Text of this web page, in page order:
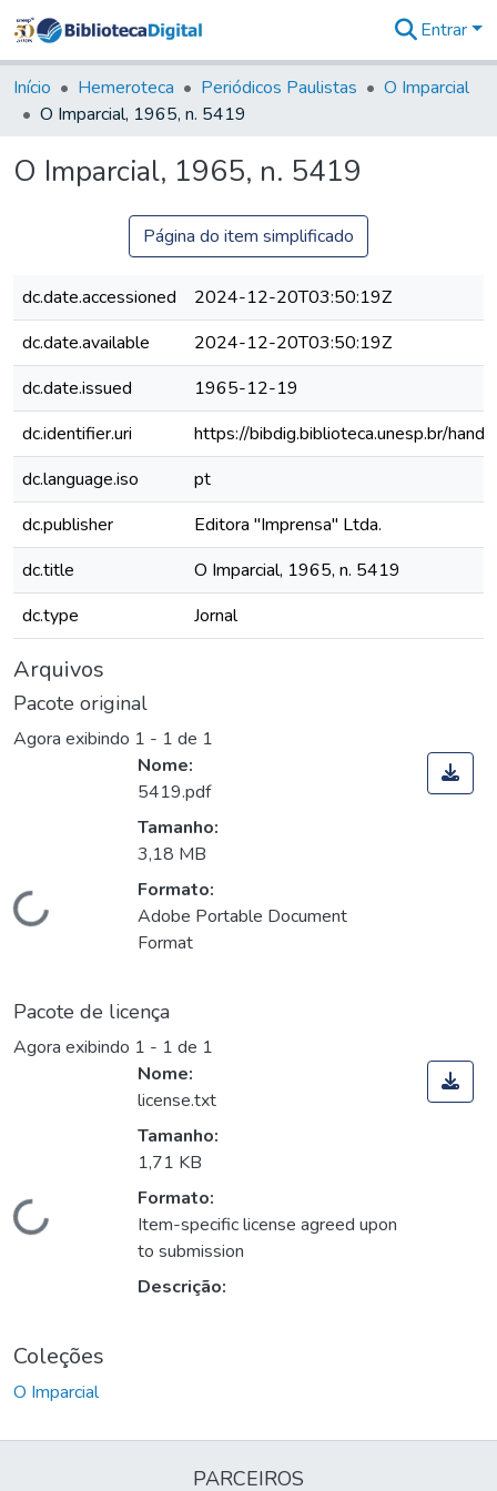
&
Coleções
Tudo na
Digital
Entrar
Início Hemeroteca Periódicos Paulistas
O Imparcial
O Imparcial, 1965, n. 5419
O Imparcial, 1965, n. 5419
Página do item simplificado
dc.date.accessioned
2024-12-20T03:50:19Z
dc.date.available
2024-12-20T03:50:19Z
dc.date.issued
1965-12-19
dc.identifier.uri
https://bibdig.biblioteca.unesp.br/
dc.language.iso
pt
dc.publisher
Editora "Imprensa" Ltda.
dc.title
O Imparcial, 1965, n. 5419
dc.type
Jornal
Arquivos
Pacote original
Agora exibindo 1 - 1 de 1
Carregando...
Nome:
5419.pdf
Tamanho:
3,18 MB
Formato:
Adobe Portable Document
Format
Pacote de licença
Agora exibindo 1 - 1 de 1
Carregando...
Nome:
license.txt
Tamanho:
1,71 KB
Formato:
Item-specific license agreed upon
to submission
Descrição:
Coleções
O Imparcial
PARCEIROS